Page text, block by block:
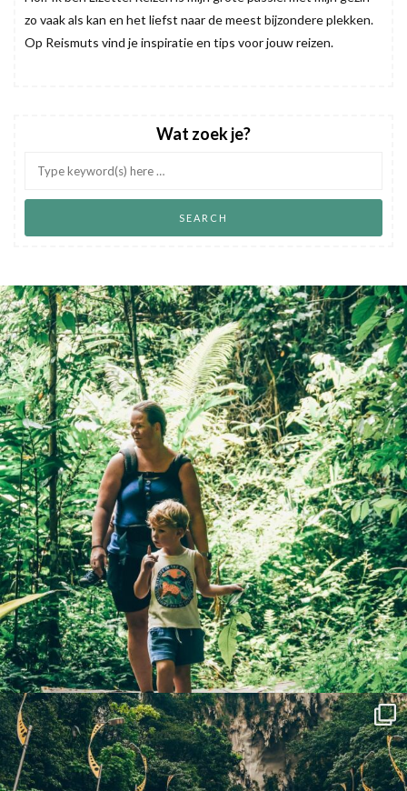
zo vaak als kan en het liefst naar de meest bijzondere plekken.
Op Reismuts vind je inspiratie en tips voor jouw reizen.
Wat zoek je?